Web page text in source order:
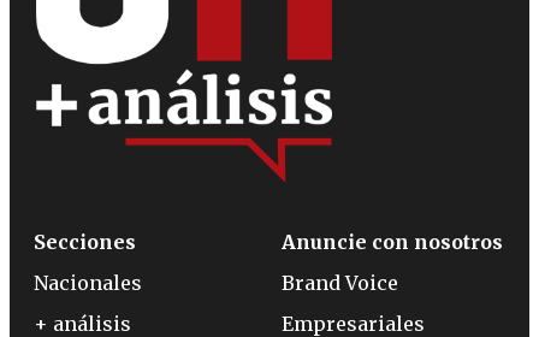
Secciones
Nacionales
+ análisis
Anuncie con nosotros
Brand Voice
Empresariales